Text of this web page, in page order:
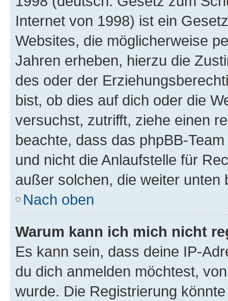
Internet von 1998) ist ein
Websites, die möglicherweise
Jahren erheben, hierzu die
des oder der
bist, ob dies auf dich oder die
versuchst, zutrifft, ziehe einen
beachte, dass das phpBB-
und nicht die Anlaufstelle für
außer solchen, die weiter unten
Nach oben
Warum kann ich mich nicht
Es kann sein, dass deine IP-
du dich anmelden möchtest,
wurde. Die Registrierung